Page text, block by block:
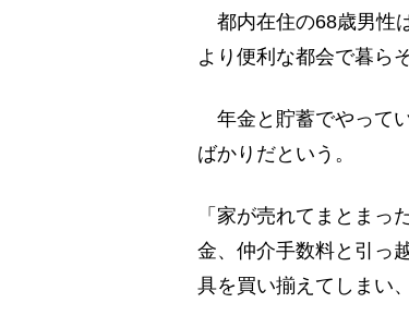
都内在住の68歳男性
より便利な都会で暮ら
年金と貯蓄でやって
ばかりだという。
「家が売れてまとま
金、仲介手数料と引っ
具を買い揃えてしまい